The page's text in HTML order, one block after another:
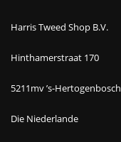
Harris Tweed Shop B.V.
Hinthamerstraat 170
5211mv ’s-Hertogenbosch
Die Niederlande